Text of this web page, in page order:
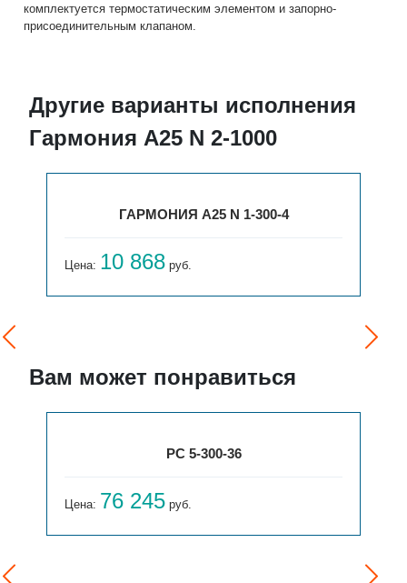
комплектуется термостатическим элементом и запорно-
присоединительным клапаном.
Другие варианты исполнения
Гармония А25 N 2-1000
ГАРМОНИЯ А25 N 1-300-4
Цена: 10 868 руб.
Вам может понравиться
РС 5-300-36
Цена: 76 245 руб.